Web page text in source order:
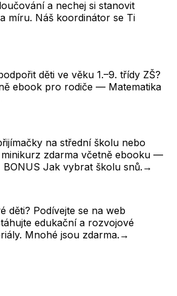
a nechej si stanovit
míru. Náš koordinátor se Ti
děti ve věku 1.–9. třídy ZŠ?
ebook pro rodiče — Matematika
na střední školu nebo
minikurz zdarma včetně ebooku —
Jak vybrat školu snů. →
děti? Podívejte se na web
edukační a rozvojové
Mnohé jsou zdarma. →